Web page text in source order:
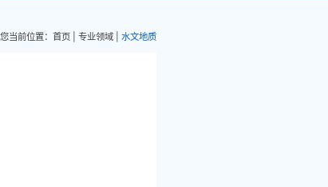
当前位置： 首页| 专业领域| 水文地质